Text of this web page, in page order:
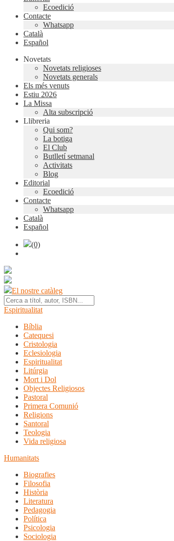
Ecoedició
Contacte
Whatsapp
Català
Español
Novetats
Novetats religioses
Novetats generals
Els més venuts
Estiu 2026
La Missa
Alta subscripció
Llibreria
Qui som?
La botiga
El Club
Butlletí setmanal
Activitats
Blog
Editorial
Ecoedició
Contacte
Whatsapp
Català
Español
(0)
El nostre catàleg
Espiritualitat
Bíblia
Catequesi
Cristologia
Eclesiologia
Espiritualitat
Litúrgia
Mort i Dol
Objectes Religiosos
Pastoral
Primera Comunió
Religions
Santoral
Teologia
Vida religiosa
Humanitats
Biografies
Filosofia
Història
Literatura
Pedagogia
Política
Psicologia
Sociologia